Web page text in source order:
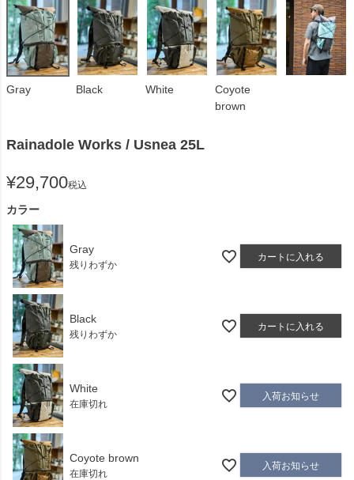
Gray Black White
Coyote
brown
Rainadole Works / Usnea 25L
¥29,700税込
カラー
Gray
残りわずか
カートに入れる
Black
残りわずか
カートに入れる
White
在庫切れ
入荷お知らせ
Coyote brown
在庫切れ
入荷お知らせ